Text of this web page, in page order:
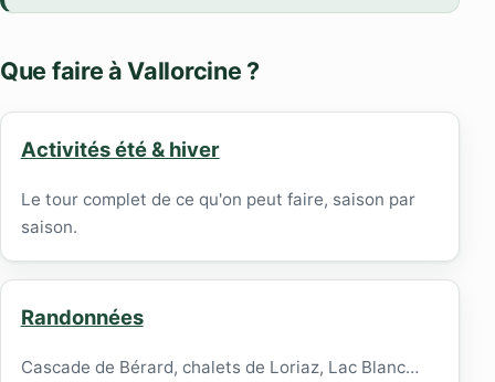
Que faire à Vallorcine ?
Activités été & hiver
Le tour complet de ce qu'on peut faire, saison par
saison.
Randonnées
Cascade de Bérard, chalets de Loriaz, Lac Blanc…